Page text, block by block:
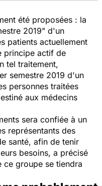
été proposées : la
2019" d'un
patients actuellement
principe actif de
tel traitement,
semestre 2019 d'un
personnes traitées
aux médecins
sera confiée à un
représentants des
santé, afin de tenir
besoins, a précisé
ce groupe se tiendra